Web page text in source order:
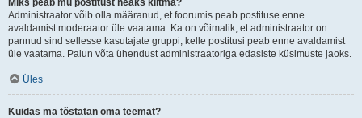
Miks peab mu postitust heaks kiitma?
Administraator võib olla määranud, et foorumis peab postituse enne
avaldamist moderaator üle vaatama. Ka on võimalik, et administraator on
pannud sind sellesse kasutajate gruppi, kelle postitusi peab enne avaldamist
üle vaatama. Palun võta ühendust administraatoriga edasiste küsimuste jaoks.
Üles
Kuidas ma tõstatan oma teemat?